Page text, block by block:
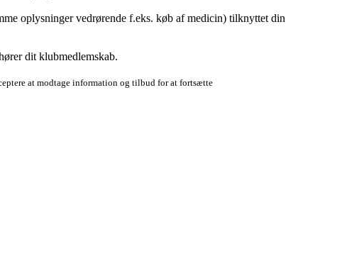
oplysninger vedrørende f.eks. køb af medicin) tilknyttet din
dit klubmedlemskab.
at modtage information og tilbud for at fortsætte